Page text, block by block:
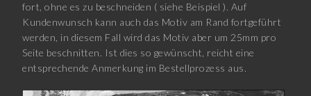
fort, ohne es zu beschneiden ( siehe Beispiel ). Auf
Kundenwunsch kann auch das Motiv am Rand fortgeführt
werden, in diesem Fall wird das Motiv aber um 25mm pro
Seite beschnitten. Ist dies so gewünscht, reicht eine
entsprechende Anmerkung im Bestellprozess aus.